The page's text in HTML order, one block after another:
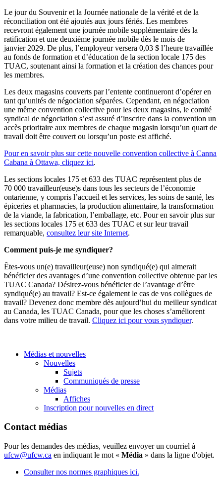
Le jour du Souvenir et la Journée nationale de la vérité et de la
réconciliation ont été ajoutés aux jours fériés. Les membres
recevront également une journée mobile supplémentaire dès la
ratification et une deuxième journée mobile dès le mois de
janvier 2029. De plus, l’employeur versera 0,03 $ l’heure travaillée
au fonds de formation et d’éducation de la section locale 175 des
TUAC, soutenant ainsi la formation et la création des chances pour
les membres.
Les deux magasins couverts par l’entente continueront d’opérer en
tant qu’unités de négociation séparées. Cependant, en négociation
une même convention collective pour les deux magasins, le comité
syndical de négociation s’est assuré d’inscrire dans la convention un
accès prioritaire aux membres de chaque magasin lorsqu’un quart de
travail doit être couvert ou lorsqu’un poste est affiché.
Pour en savoir plus sur cette nouvelle convention collective à Canna
Cabana à Ottawa, cliquez ici.
Les sections locales 175 et 633 des TUAC représentent plus de
70 000 travailleur(euse)s dans tous les secteurs de l’économie
ontarienne, y compris l’accueil et les services, les soins de santé, les
épiceries et pharmacies, la production alimentaire, la transformation
de la viande, la fabrication, l’emballage, etc. Pour en savoir plus sur
les sections locales 175 et 633 des TUAC et sur leur travail
remarquable, consultez leur site Internet.
Comment puis-je me syndiquer?
Êtes-vous un(e) travailleur(euse) non syndiqué(e) qui aimerait
bénéficier des avantages d’une convention collective obtenue par les
TUAC Canada? Désirez-vous bénéficier de l’avantage d’être
syndiqué(e) au travail? Est-ce également le cas de vos collègues de
travail? Devenez donc membre dès aujourd’hui du meilleur syndicat
au Canada, les TUAC Canada, pour que les choses s’améliorent
dans votre milieu de travail. Cliquez ici pour vous syndiquer.
Médias et nouvelles
Nouvelles
Sujets
Communiqués de presse
Médias
Affiches
Inscription pour nouvelles en direct
Contact médias
Pour les demandes des médias, veuillez envoyer un courriel à
ufcw@ufcw.ca en indiquant le mot « Média » dans la ligne d'objet.
Consulter nos normes graphiques ici.